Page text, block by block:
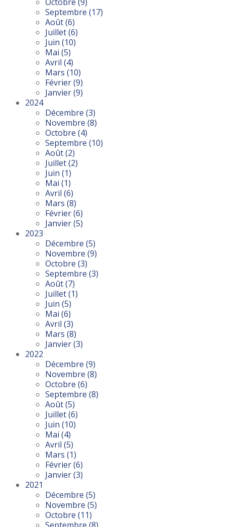
Septembre (17)
Août(6)
Juillet(6)
Juin (10)
Mai (5)
Avril (4)
Mars (10)
Février(9)
Janvier(9)
2024
Décembre (3)
Novembre (8)
Octobre (4)
Septembre (10)
Août(2)
Juillet(2)
Juin (1)
Mai (1)
Avril (6)
Mars (8)
Février(6)
Janvier(5)
2023
Décembre (5)
Novembre (9)
Octobre (3)
Septembre (3)
Août(7)
Juillet(1)
Juin (5)
Mai (6)
Avril (3)
Mars (8)
Janvier(3)
2022
Décembre (9)
Novembre (8)
Octobre (6)
Septembre (8)
Août(5)
Juillet(6)
Juin (10)
Mai (4)
Avril (5)
Mars (1)
Février(6)
Janvier(3)
2021
Décembre (5)
Novembre (5)
Octobre (11)